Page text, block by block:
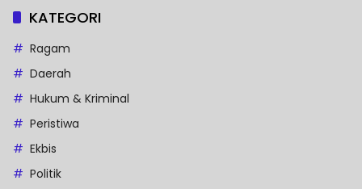
KATEGORI
Ragam
Daerah
Hukum & Kriminal
Peristiwa
Ekbis
Politik